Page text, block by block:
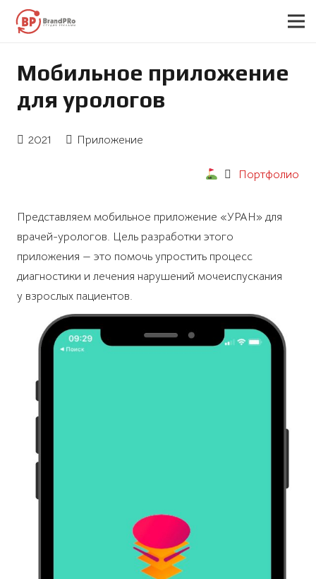
Мобильное приложение
для урологов
2021 Приложение
Портфолио
Представляем мобильное приложение «УРАН» для
врачей-урологов. Цель разработки этого
приложения — это помочь упростить процесс
диагностики и лечения нарушений мочеиспускания
у взрослых пациентов.